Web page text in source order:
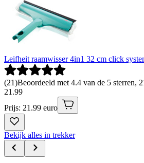
Leifheit raamwisser 4in1 32 cm click
(21)Beoordeeld met 4.4 van de 5 sterren,
21 .99
Prijs: 21.99 euro
Bekijk alles in trekker